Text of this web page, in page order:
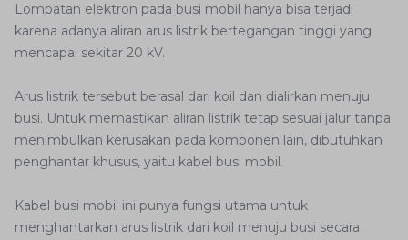
Lompatan elektron pada busi mobil hanya bisa terjadi
karena adanya aliran arus listrik bertegangan tinggi yang
mencapai sekitar 20 kV.
Arus listrik tersebut berasal dari koil dan dialirkan menuju
busi. Untuk memastikan aliran listrik tetap sesuai jalur tanpa
menimbulkan kerusakan pada komponen lain, dibutuhkan
penghantar khusus, yaitu kabel busi mobil.
Kabel busi mobil ini punya fungsi utama untuk
menghantarkan arus listrik dari koil menuju busi secara